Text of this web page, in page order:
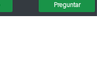
Preguntar